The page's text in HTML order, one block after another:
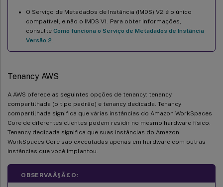
O Serviço de Metadados de Instância (IMDS) V2 é o único
compatível, e não o IMDS V1. Para obter informações,
consulte Como funciona o Serviço de Metadados de Instância
Versão 2
Tenancy AWS
A AWS oferece as seguintes opções de tenancy: tenancy
compartilhada (o tipo padrão) e tenancy dedicada. Tenancy
compartilhada significa que várias instâncias do Amazon WorkSpaces
Core de diferentes clientes podem residir no mesmo hardware físico.
Tenancy dedicada significa que suas instâncias do Amazon
WorkSpaces Core são executadas apenas em hardware com outras
instâncias que você implantou.
OBSERVAÃ§Ã£O: